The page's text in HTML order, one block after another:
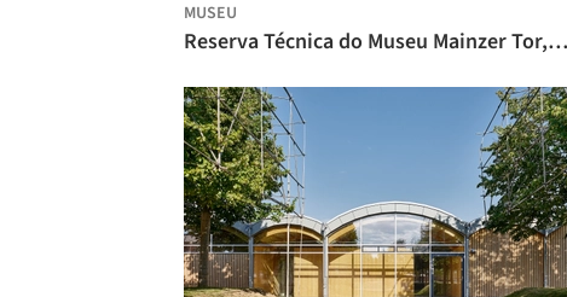
MUSEU
Reserva Técnica do Museu Mainzer Tor, Arquivo Municipal e Centro de Juventude / Bez+Kock Architekten